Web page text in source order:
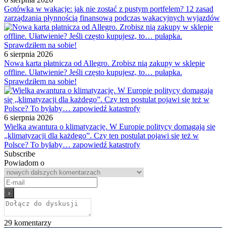
Gotówka w wakacje: jak nie zostać z pustym portfelem? 12 zasad
zarządzania płynnością finansową podczas wakacyjnych wyjazdów
6 sierpnia 2026
Nowa karta płatnicza od Allegro. Zrobisz nią zakupy w sklepie
offline. Ułatwienie? Jeśli często kupujesz, to… pułapka.
Sprawdziłem na sobie!
6 sierpnia 2026
Wielka awantura o klimatyzację. W Europie politycy domagają się
„klimatyzacji dla każdego”. Czy ten postulat pojawi się też w
Polsce? To byłaby… zapowiedź katastrofy
Subscribe
Powiadom o
29 komentarzy